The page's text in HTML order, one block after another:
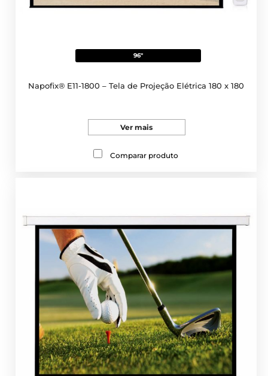
96"
Napofix® E11-1800 – Tela de Projeção Elétrica 180 x 180
Ver mais
Comparar produto